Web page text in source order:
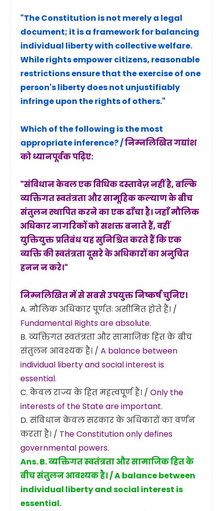
"The Constitution is not merely a legal
document; it is a framework for balancing
individual liberty with collective welfare.
While rights empower citizens, reasonable
restrictions ensure that the exercise of one
person's liberty does not unjustifiably
infringe upon the rights of others."
Which of the following is the most
appropriate inference? /निम्नलिखित गद्यांश
को ध्यानपूर्वक पढ़िए:
"संविधान केवल एक विधिक दस्तावेज़ नहीं है, बल्कि
व्यक्तिगत स्वतंत्रता और सामूहिक कल्याण के बीच
संतुलन स्थापित करने का एक ढाँचा है। जहाँ मौलिक
अधिकार नागरिकों को सशक्त बनाते हैं, वहीं
युक्तियुक्त प्रतिबंध यह सुनिश्चित करते हैं कि एक
व्यक्ति की स्वतंत्रता दूसरे के अधिकारों का अनुचित
हनन न करे।"
निम्नलिखित में से सबसे उपयुक्त निष्कर्ष चुनिए।
A. मौलिक अधिकार पूर्णतः असीमित होते हैं। /
Fundamental Rights are absolute.
B. व्यक्तिगत स्वतंत्रता और सामाजिक हित के बीच
संतुलन आवश्यक है। / A balance between
individual liberty and social interest is
essential.
C. केवल राज्य के हित महत्वपूर्ण हैं। / Only the
interests of the State are important.
D. संविधान केवल सरकार के अधिकारों का वर्णन
करता है। / The Constitution only defines
governmental powers.
Ans. B. व्यक्तिगत स्वतंत्रता और सामाजिक हित के
बीच संतुलन आवश्यक है। / A balance between
individual liberty and social interest is
essential.